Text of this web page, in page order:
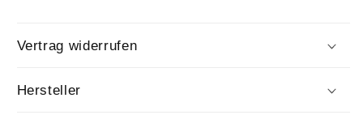
Vertrag widerrufen
Hersteller